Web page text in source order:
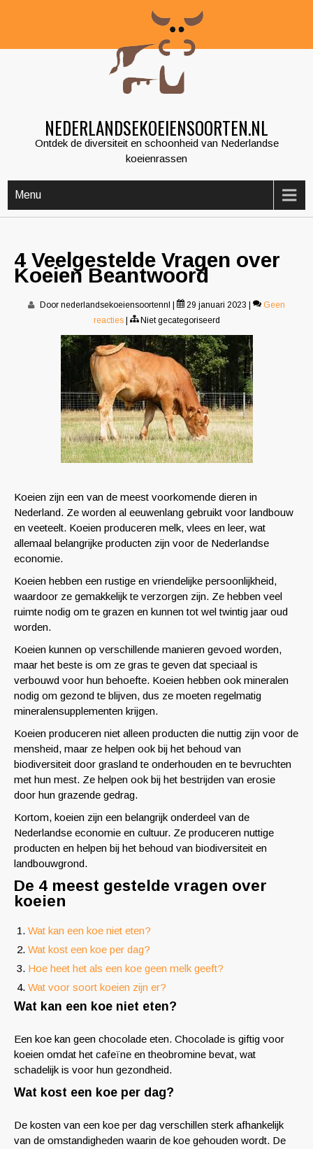
NEDERLANDSEKOEIENSOORTEN.NL
Ontdek de diversiteit en schoonheid van Nederlandse
koeienrassen
Menu
4 Veelgestelde Vragen over
Koeien Beantwoord
Door nederlandsekoeiensoortennl 29 januari 2023
Geen
reacties
Niet gecategoriseerd
Koeien zijn een van de meest voorkomende dieren in
Nederland. Ze worden al eeuwenlang gebruikt voor landbouw
en veeteelt. Koeien produceren melk, vlees en leer, wat
allemaal belangrijke producten zijn voor de Nederlandse
economie.
Koeien hebben een rustige en vriendelijke persoonlijkheid,
waardoor ze gemakkelijk te verzorgen zijn. Ze hebben veel
ruimte nodig om te grazen en kunnen tot wel twintig jaar oud
worden.
Koeien kunnen op verschillende manieren gevoed worden,
maar het beste is om ze gras te geven dat speciaal is
verbouwd voor hun behoefte. Koeien hebben ook mineralen
nodig om gezond te blijven, dus ze moeten regelmatig
mineralensupplementen krijgen.
Koeien produceren niet alleen producten die nuttig zijn voor de
mensheid, maar ze helpen ook bij het behoud van
biodiversiteit door grasland te onderhouden en te bevruchten
met hun mest. Ze helpen ook bij het bestrijden van erosie
door hun grazende gedrag.
Kortom, koeien zijn een belangrijk onderdeel van de
Nederlandse economie en cultuur. Ze produceren nuttige
producten en helpen bij het behoud van biodiversiteit en
landbouwgrond.
De 4 meest gestelde vragen over
koeien
Wat kan een koe niet eten?
Wat kost een koe per dag?
Hoe heet het als een koe geen melk geeft?
Wat voor soort koeien zijn er?
Wat kan een koe niet eten?
Een koe kan geen chocolade eten. Chocolade is giftig voor
koeien omdat het cafeïne en theobromine bevat, wat
schadelijk is voor hun gezondheid.
Wat kost een koe per dag?
De kosten van een koe per dag verschillen sterk afhankelijk
van de omstandigheden waarin de koe gehouden wordt. De